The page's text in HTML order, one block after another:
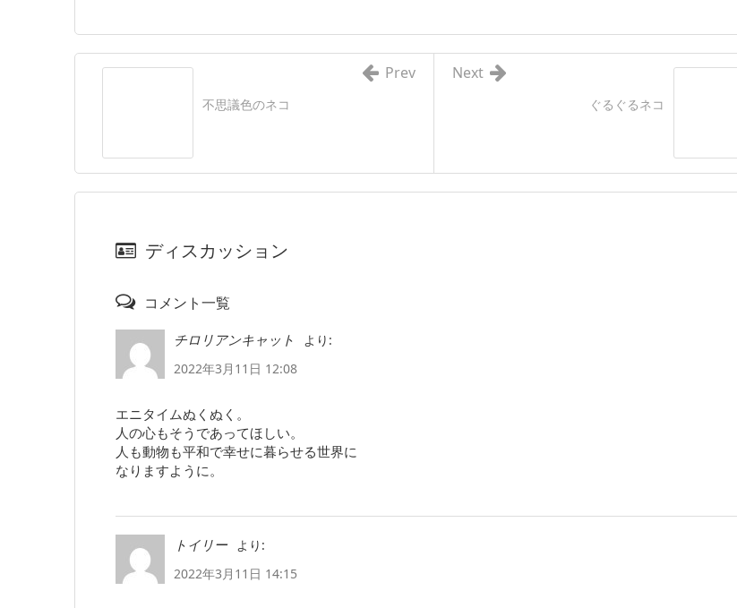
ぐるぐるネコ
Next
不思議色のネコ
Prev
ディスカッション
コメント一覧
チロリアンキャット
より:
2022年3月11日 12:08
エニタイムぬくぬく。
人の心もそうであってほしい。
人も動物も平和で幸せに暮らせる世界に
なりますように。
トイリー
より:
2022年3月11日 14:15